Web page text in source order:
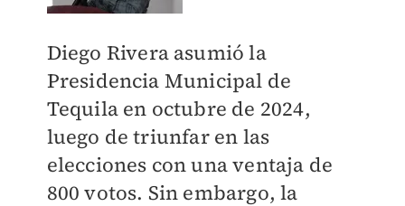
Diego Rivera asumió la
Presidencia Municipal de
Tequila en octubre de 2024,
luego de triunfar en las
elecciones con una ventaja de
800 votos. Sin embargo, la